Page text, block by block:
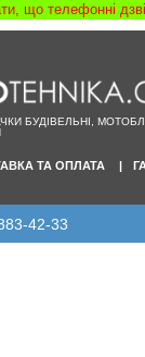
що телефонні
БУДІВЕЛЬНІ,
ТА ОПЛАТА
42-33